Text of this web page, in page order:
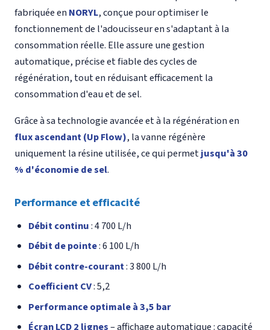
fabriquée en NORYL, conçue pour optimiser le
fonctionnement de l'adoucisseur en s'adaptant à la
consommation réelle. Elle assure une gestion
automatique, précise et fiable des cycles de
régénération, tout en réduisant efficacement la
consommation d'eau et de sel.
Grâce à sa technologie avancée et à la régénération en
flux ascendant (Up Flow), la vanne régénère
uniquement la résine utilisée, ce qui permetjusqu'à 30
% d'économie de sel.
Performance et efficacité
Débit continu: 4 700 L/h
Débit de pointe: 6 100 L/h
Débit contre-courant: 3 800 L/h
Coefficient CV: 5,2
Performance optimale à 3,5 bar